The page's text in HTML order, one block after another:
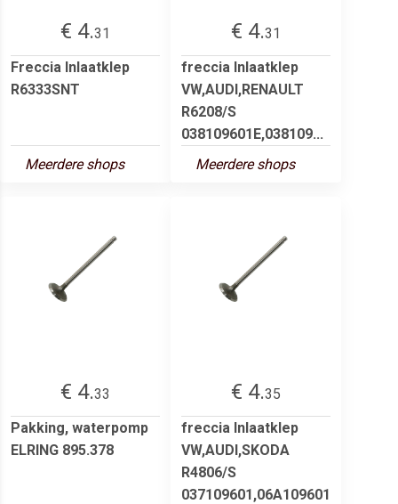
€ 4.31
Freccia Inlaatklep
R6333SNT
Meerdere shops
€ 4.31
freccia Inlaatklep
VW,AUDI,RENAULT
R6208/S
038109601E,038109...
Meerdere shops
€ 4.33
Pakking, waterpomp
ELRING 895.378
€ 4.35
freccia Inlaatklep
VW,AUDI,SKODA
R4806/S
037109601,06A109601